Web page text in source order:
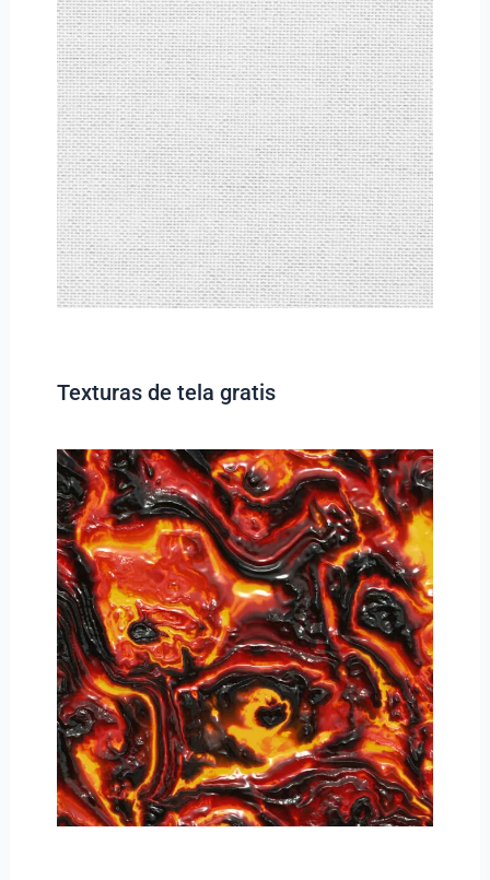
Texturas de tela gratis